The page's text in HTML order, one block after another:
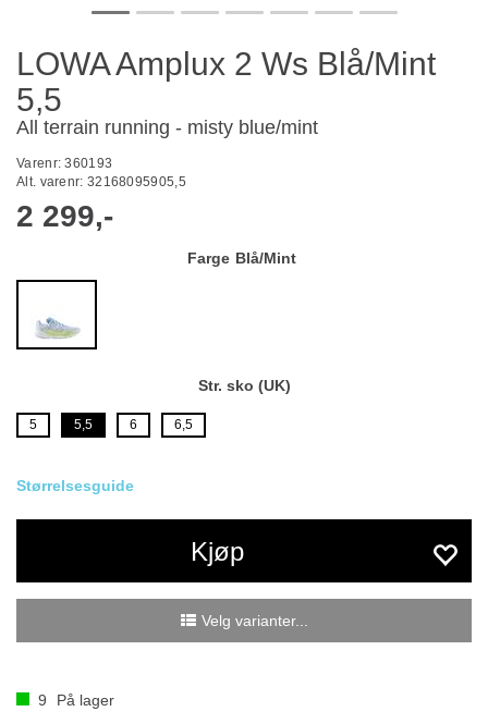
LOWA Amplux 2 Ws Blå/Mint
5,5
All terrain running - misty blue/mint
Varenr:360193
Alt. varenr: 32168095905,5
2 299,-
Farge Blå/Mint
Str. sko (UK)
5 5,5 6 6,5
Størrelsesguide
Kjøp
Velg varianter...
9 På lager